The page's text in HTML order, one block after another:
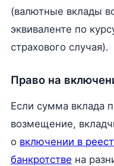
(валютные вклады
эквиваленте по
страхового случая).
Право на
Если сумма вклада
возмещение,
о включении в
банкротстве на